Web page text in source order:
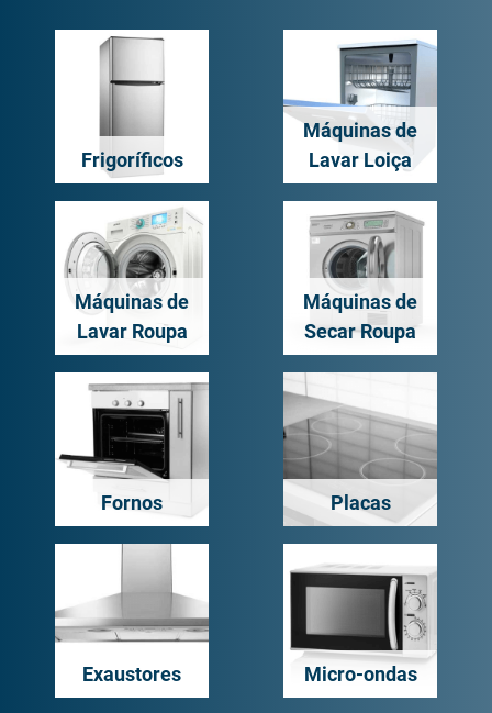
Frigoríficos
Máquinas de
Lavar Loiça
Máquinas de
Lavar Roupa
Máquinas de
Secar Roupa
Fornos Placas
Exaustores Micro-ondas